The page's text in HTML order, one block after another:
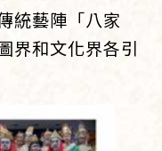
統藝陣「八家
界和文化界各引